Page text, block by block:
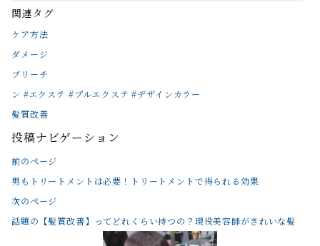
関連タグ
ケア方法
ダメージ
ブリーチ
ン #エクステ #プルエクステ #デザインカラー
髪質改善
投稿ナビゲーション
前のページ
男もトリートメントは必要！トリートメントで得られる効果
次のページ
話題の【髪質改善】ってどれくらい持つの？現役美容師がきれいな髪